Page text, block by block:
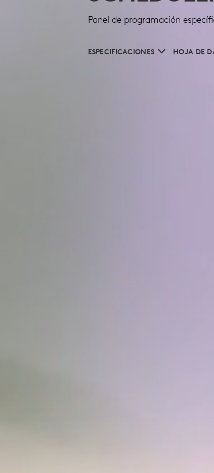
Panel de programación
ESPECIFICACIONES HOJA DE